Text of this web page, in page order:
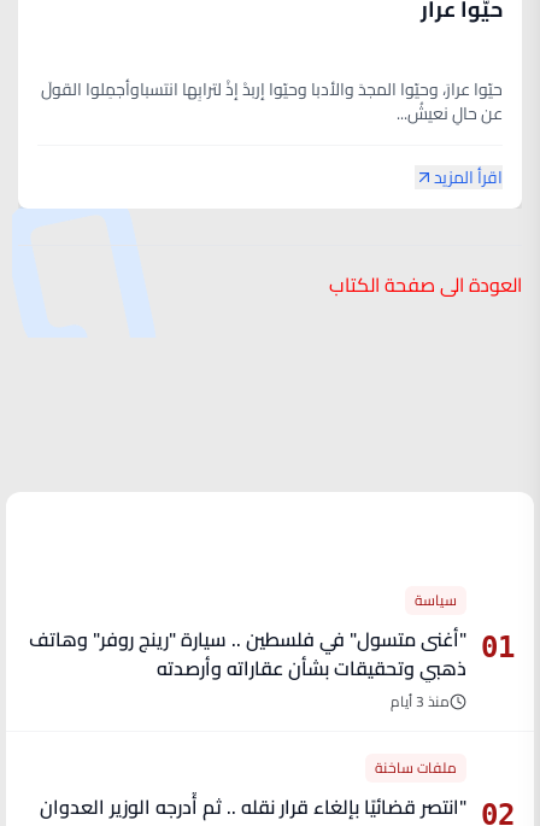
حيّوا عرار
حيّوا عرارَ، وحيّوا المجدَ والأدبا وحيّوا إربدْ إذْ لترابِها انتسباوأجمِلوا القولَ
عن حالٍ نعيشُ...
اقرأ المزيد
العودة الى صفحة الكتاب
01
سياسة
"أغنى متسول" في فلسطين .. سيارة "رينج روفر" وهاتف
ذهبي وتحقيقات بشأن عقاراته وأرصدته
منذ 3 أيام
02
ملفات ساخنة
"انتصر قضائيًا بإلغاء قرار نقله .. ثم أُدرجه الوزير العدوان